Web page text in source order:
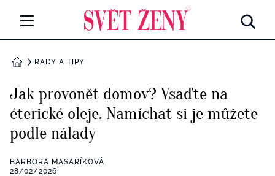
Všechny kategorie
Rozhovory
RETROHUBKY
Všechny kategorie
DOMŮRADY A TIPY
Jak provonět domov? Vsaďte na
éterické oleje. Namíchat si je můžete
podle nálady
BARBORA MASAŘÍKOVÁ
28/02/2026